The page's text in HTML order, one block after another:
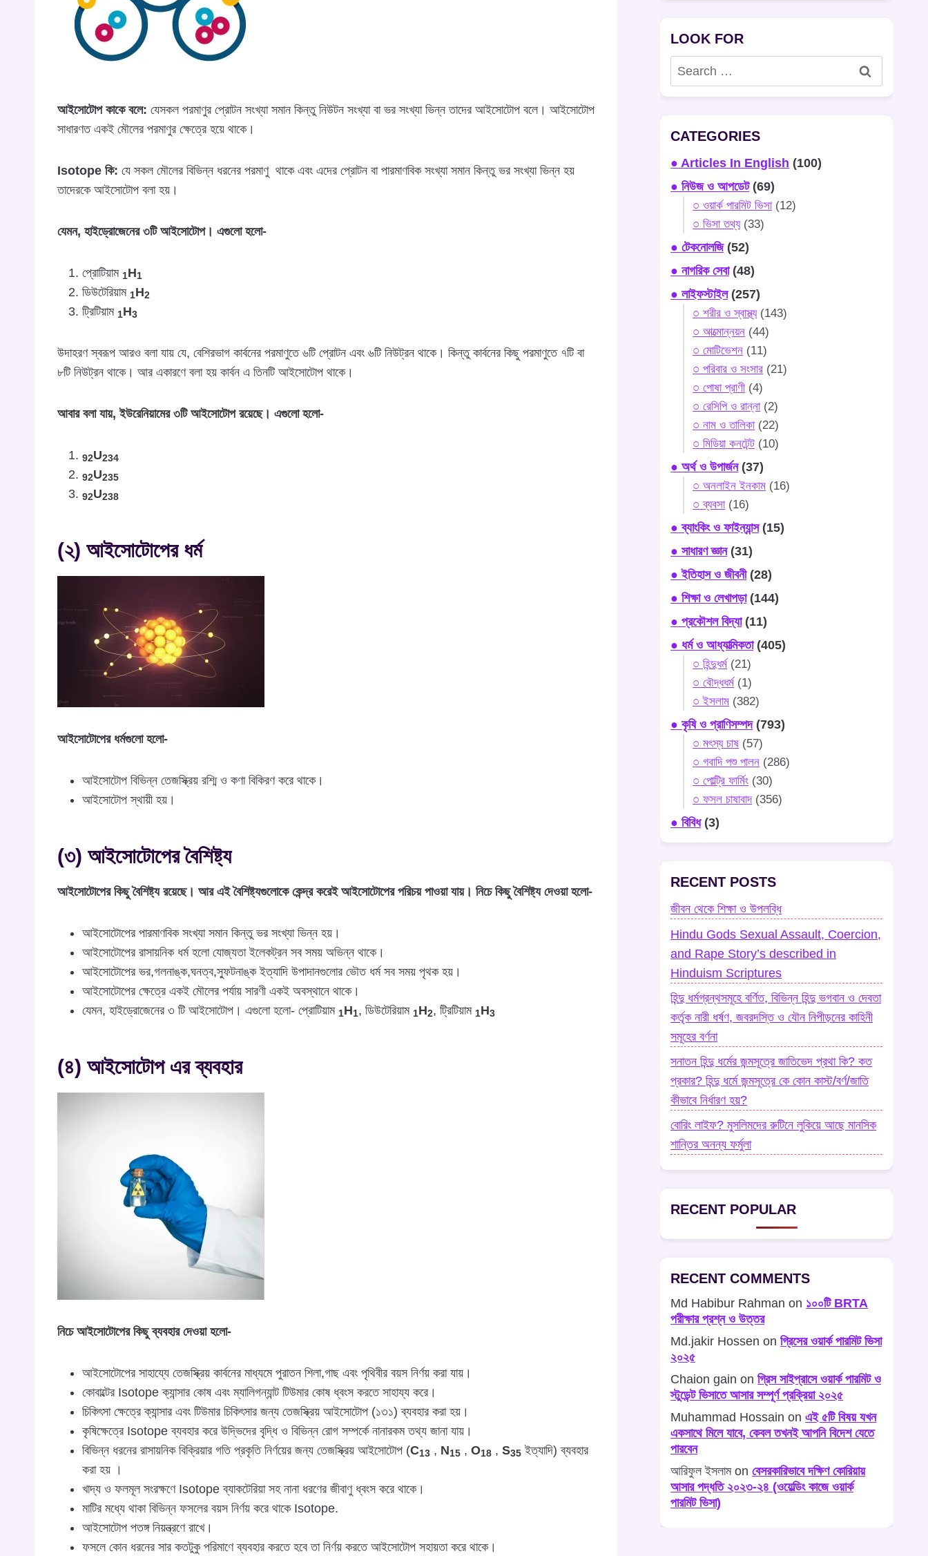
আইসোটোপ কাকে বলে: যেসকল পরমাণুর প্রোটন সংখ্যা সমান কিন্তু নিউটন সংখ্যা বা ভর সংখ্যা ভিন্ন তাদের আইসোটোপ বলে। আইসোটোপ
সাধারণত একই মৌলের পরমাণুর ক্ষেত্রে হয়ে থাকে।
Isotope কি: যে সকল মৌলের বিভিন্ন ধরনের পরমাণু থাকে এবং এদের প্রোটন বা পারমাণবিক সংখ্যা সমান কিন্তু ভর সংখ্যা ভিন্ন হয়
তাদেরকে আইসোটোপ বলা হয়।
যেমন, হাইড্রোজেনের ৩টি আইসোটোপ। এগুলো হলো-
প্রোটিয়াম 1H1
ডিউটেরিয়াম 1H2
ট্রিটিয়াম 1H3
উদাহরণ স্বরূপ আরও বলা যায় যে, বেশিরভাগ কার্বনের পরমাণুতে ৬টি প্রোটন এবং ৬টি নিউট্রন থাকে। কিন্তু কার্বনের কিছু পরমাণুতে ৭টি বা
৮টি নিউট্রন থাকে। আর একারণে বলা হয় কার্বন এ তিনটি আইসোটোপ থাকে।
আবার বলা যায়, ইউরেনিয়ামের ৩টি আইসোটোপ রয়েছে। এগুলো হলো-
92U234
92U235
92U238
(২) আইসোটোপের ধর্ম
আইসোটোপের ধর্মগুলো হলো-
আইসোটোপ বিভিন্ন তেজস্ক্রিয় রশ্মি ও কণা বিকিরণ করে থাকে।
আইসোটোপ স্থায়ী হয়।
(৩) আইসোটোপের বৈশিষ্ট্য
আইসোটোপের কিছু বৈশিষ্ট্য রয়েছে। আর এই বৈশিষ্ট্যগুলোকে কেন্দ্র করেই আইসোটোপের পরিচয় পাওয়া যায়। নিচে কিছু বৈশিষ্ট্য দেওয়া হলো-
আইসোটোপের পারমাণবিক সংখ্যা সমান কিন্তু ভর সংখ্যা ভিন্ন হয়।
আইসোটোপের রাসায়নিক ধর্ম হলো যোজ্যতা ইলেকট্রন সব সময় অভিন্ন থাকে।
আইসোটোপের ভর,গলনাঙ্ক,ঘনত্ব,স্ফুটনাঙ্ক ইত্যাদি উপাদানগুলোর ভৌত ধর্ম সব সময় পৃথক হয়।
আইসোটোপের ক্ষেত্রে একই মৌলের পর্যায় সারণী একই অবস্থানে থাকে।
যেমন, হাইড্রোজেনের ৩ টি আইসোটোপ। এগুলো হলো- প্রোটিয়াম 1H1, ডিউটেরিয়াম 1H2, ট্রিটিয়াম 1H3
(৪) আইসোটোপ এর ব্যবহার
নিচে আইসোটোপের কিছু ব্যবহার দেওয়া হলো-
আইসোটোপের সাহায্যে তেজস্ক্রিয় কার্বনের মাধ্যমে পুরাতন শিলা,গাছ এবং পৃথিবীর বয়স নির্ণয় করা যায়।
কোবাল্টের Isotope ক্যান্সার কোষ এবং ম্যালিগন্যান্ট টিউমার কোষ ধ্বংস করতে সাহায্য করে।
চিকিৎসা ক্ষেত্রে ক্যান্সার এবং টিউমার চিকিৎসার জন্য তেজস্ক্রিয় আইসোটোপ (১৩১) ব্যবহার করা হয়।
কৃষিক্ষেত্রে Isotope ব্যবহার করে উদ্ভিদের বৃদ্ধি ও বিভিন্ন রোগ সম্পর্কে নানারকম তথ্য জানা যায়।
বিভিন্ন ধরনের রাসায়নিক বিক্রিয়ার গতি প্রকৃতি নির্ণয়ের জন্য তেজস্ক্রিয় আইসোটোপ (C13 , N15 , O18 , S35 ইত্যাদি) ব্যবহার
করা হয় ।
খাদ্য ও ফলমূল সংরক্ষণে Isotope ব্যাকটেরিয়া সহ নানা ধরণের জীবাণু ধ্বংস করে থাকে।
মাটির মধ্যে থাকা বিভিন্ন ফসলের বয়স নির্ণয় করে থাকে Isotope.
আইসোটোপ পতঙ্গ নিয়ন্ত্রণে রাখে।
ফসলে কোন ধরনের সার কতটুকু পরিমাণে ব্যবহার করতে হবে তা নির্ণয় করতে আইসোটোপ সহায়তা করে থাকে।
LOOK FOR
Search
for:
CATEGORIES
● Articles In English (100)
● নিউজ ও আপডেট(69)
○ ওয়ার্ক পারমিট ভিসা(12)
○ ভিসা তথ্য(33)
● টেকনোলজি(52)
● নাগরিক সেবা(48)
● লাইফস্টাইল(257)
○ শরীর ও স্বাস্থ্য(143)
○ আত্মোন্নয়ন (44)
○ মোটিভেশন (11)
○ পরিবার ও সংসার (21)
○ পোষা প্রাণী (4)
○ রেসিপি ও রান্না(2)
○ নাম ও তালিকা(22)
○ মিডিয়া কনটেন্ট (10)
● অর্থ ও উপার্জন(37)
○ অনলাইন ইনকাম (16)
○ ব্যবসা(16)
● ব্যাংকিং ও ফাইন্যান্স(15)
● সাধারণ জ্ঞান(31)
● ইতিহাস ও জীবনী(28)
● শিক্ষা ও লেখাপড়া(144)
● প্রকৌশল বিদ্যা(11)
● ধর্ম ও আধ্যাত্মিকতা(405)
○ হিন্দুধর্ম (21)
○ বৌদ্ধধর্ম (1)
○ ইসলাম (382)
● কৃষি ও প্রাণিসম্পদ(793)
○ মৎস্য চাষ (57)
○ গবাদি পশু পালন (286)
○ পোল্ট্রি ফার্মিং (30)
○ ফসল চাষাবাদ(356)
● বিবিধ(3)
RECENT POSTS
জীবন থেকে শিক্ষা ও উপলব্ধি
Hindu Gods Sexual Assault, Coercion,
and Rape Story’s described in
Hinduism Scriptures
হিন্দু ধর্মগ্রন্থসমূহে বর্ণিত, বিভিন্ন হিন্দু ভগবান ও দেবতা
কর্তৃক নারী ধর্ষণ, জবরদস্তি ও যৌন নিপীড়নের কাহিনী
সমূহের বর্ণনা
সনাতন হিন্দু ধর্মের জন্মসূত্রে জাতিভেদ প্রথা কি? কত
প্রকার? হিন্দু ধর্মে জন্মসূত্রে কে কোন কাস্ট/বর্ণ/জাতি
কীভাবে নির্ধারণ হয়?
বোরিং লাইফ? মুসলিমদের রুটিনে লুকিয়ে আছে মানসিক
শান্তির অনন্য ফর্মুলা
RECENT POPULAR
RECENT COMMENTS
Md Habibur Rahman on ১০০টি BRTA
পরীক্ষার প্রশ্ন ও উত্তর
Md.jakir Hossen onগ্রিসের ওয়ার্ক পারমিট ভিসা
২০২৫
Chaion gain onগ্রিস সাইপ্রাসে ওয়ার্ক পারমিট ও
স্টুডেন্ট ভিসাতে আসার সম্পূর্ণ প্রক্রিয়া ২০২৫
Muhammad Hossain onএই ৫টি বিষয় যখন
একসাথে মিলে যাবে, কেবল তখনই আপনি বিদেশ যেতে
পারবেন
আরিফুল ইসলামonবেসরকারিভাবে দক্ষিণ কোরিয়ায়
আসার পদ্ধতি ২০২৩-২৪ (ওয়েল্ডিং কাজে ওয়ার্ক
পারমিট ভিসা)